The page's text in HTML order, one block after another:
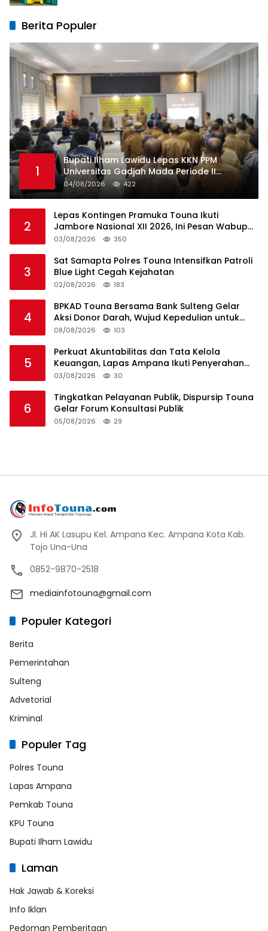
Berita Populer
1
Bupati Ilham Lawidu Lepas KKN PPM
Universitas Gadjah Mada Periode II
Bertugas di Togean
04/08/2026 422
2
Lepas Kontingen Pramuka Touna Ikuti
Jambore Nasional XII 2026, Ini Pesan Wabup
Surya
03/08/2026 350
3
Sat Samapta Polres Touna Intensifkan Patroli
Blue Light Cegah Kejahatan
02/08/2026 183
4
BPKAD Touna Bersama Bank Sulteng Gelar
Aksi Donor Darah, Wujud Kepedulian untuk
Sesama
08/08/2026 103
5
Perkuat Akuntabilitas dan Tata Kelola
Keuangan, Lapas Ampana Ikuti Penyerahan
LHP BPK atas Laporan Keuangan TA 2025
03/08/2026 30
6
Tingkatkan Pelayanan Publik, Dispursip Touna
Gelar Forum Konsultasi Publik
05/08/2026 29
Jl. Hi AK Lasupu Kel. Ampana Kec. Ampana Kota Kab.
Tojo Una-Una
0852-9870-2518
mediainfotouna@gmail.com
Populer Kategori
Berita
Pemerintahan
Sulteng
Advetorial
Kriminal
Populer Tag
Polres Touna
Lapas Ampana
Pemkab Touna
KPU Touna
Bupati Ilham Lawidu
Laman
Hak Jawab & Koreksi
Info Iklan
Pedoman Pemberitaan